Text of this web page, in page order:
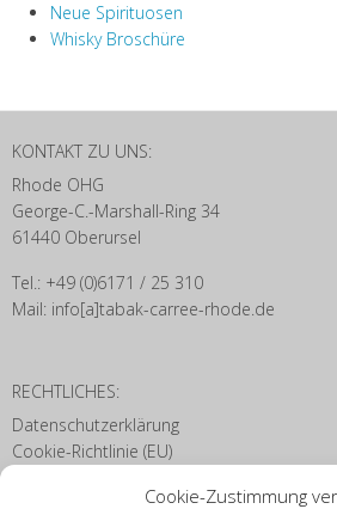
Cookie-Zustimmung
Neue Spirituosen
Whisky Broschüre
KONTAKT ZU UNS:
Rhode OHG
George-C.-Marshall-Ring 34
61440 Oberursel
Tel.: +49 (0)6171 / 25 310
Mail: info[a]tabak-carree-rhode.de
RECHTLICHES:
Datenschutzerklärung
Cookie-Richtlinie (EU)